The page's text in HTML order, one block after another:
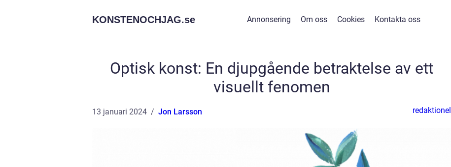
KONSTENOCHJAG.se Annonsering Om oss Cookies Kontakta oss
Optisk konst: En djupgående betraktelse av ett
visuellt fenomen
13 januari 2024 Jon Larsson redaktionel